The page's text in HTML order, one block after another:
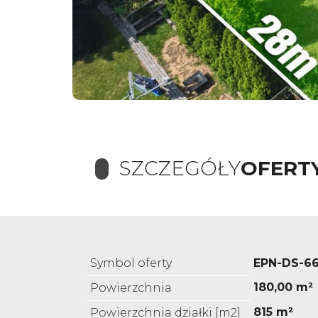
SZCZEGÓŁY
Symbol oferty
EPN-DS-
Powierzchnia
180,00 m²
Powierzchnia działki [m2]
815 m²